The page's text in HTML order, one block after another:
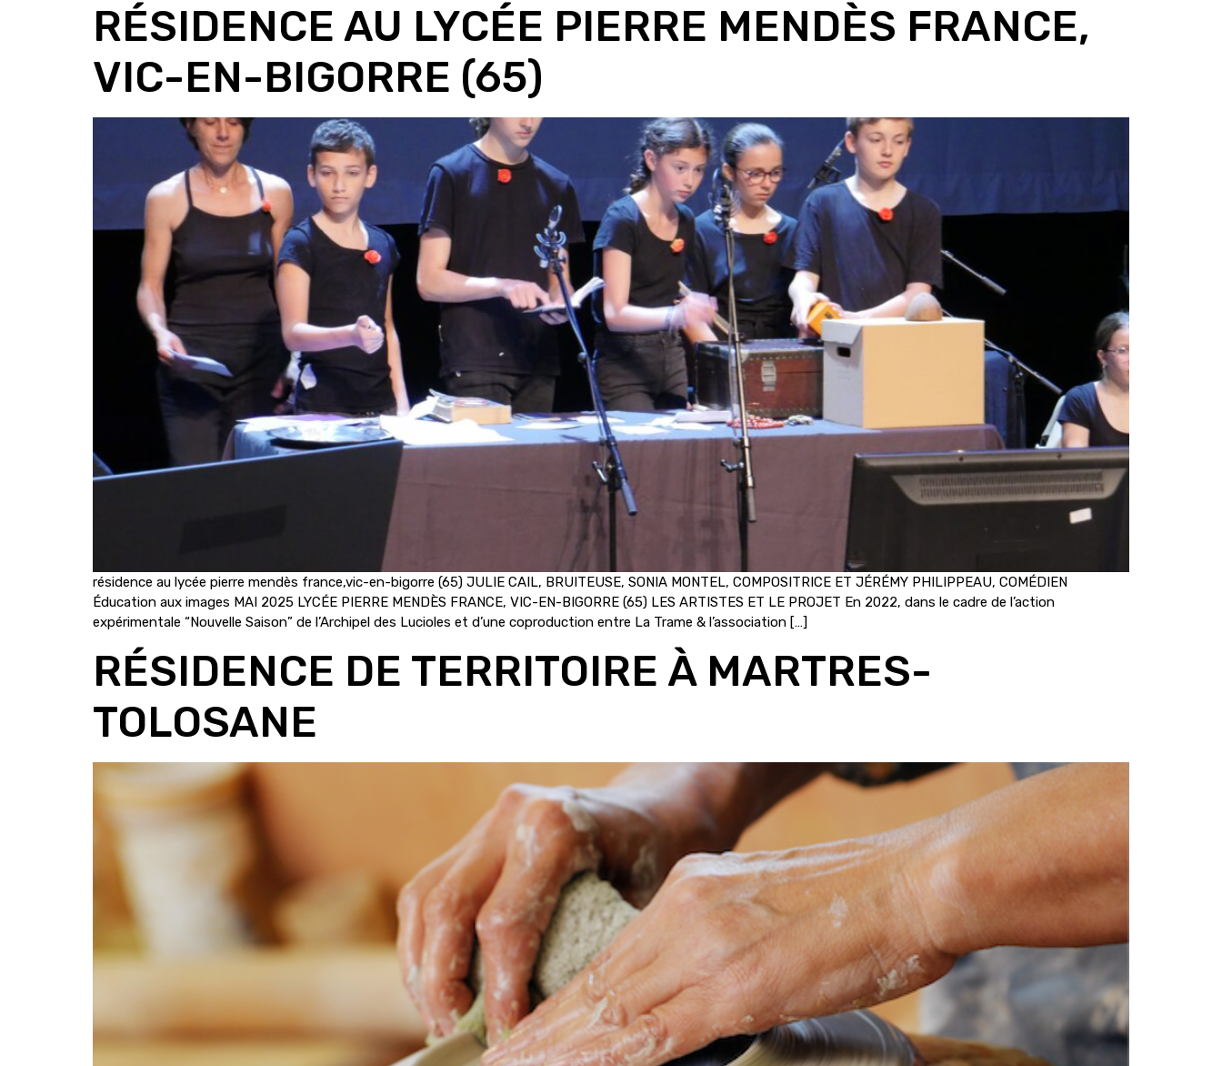
RÉSIDENCE AU LYCÉE PIERRE MENDÈS FRANCE,
VIC-EN-BIGORRE (65)
résidence au lycée pierre mendès france,vic-en-bigorre (65) JULIE CAIL, BRUITEUSE, SONIA MONTEL, COMPOSITRICE ET JÉRÉMY PHILIPPEAU, COMÉDIEN
Éducation aux images MAI 2025 LYCÉE PIERRE MENDÈS FRANCE, VIC-EN-BIGORRE (65) LES ARTISTES ET LE PROJET En 2022, dans le cadre de l’action
expérimentale “Nouvelle Saison” de l’Archipel des Lucioles et d’une coproduction entre La Trame & l’association […]
RÉSIDENCE DE TERRITOIRE À MARTRES-
TOLOSANE